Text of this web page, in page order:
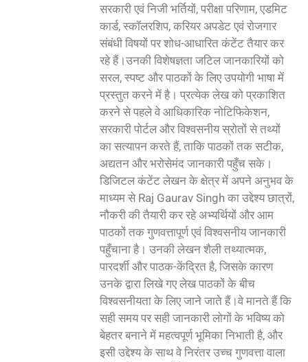
सरकारी एवं निजी भर्तियों, परीक्षा परिणाम, एडमिट
कार्ड, स्कॉलरशिप, करियर अपडेट एवं रोजगार
संबंधी विषयों पर शोध-आधारित कंटेंट तैयार कर
रहे हैं।उनकी विशेषज्ञता जटिल जानकारियों को
सरल, स्पष्ट और पाठकों के लिए उपयोगी भाषा में
प्रस्तुत करने में है। प्रत्येक लेख को प्रकाशित
करने से पहले वे आधिकारिक नोटिफिकेशन,
सरकारी पोर्टल और विश्वसनीय स्रोतों से तथ्यों
का सत्यापन करते हैं, ताकि पाठकों तक सटीक,
अद्यतन और भरोसेमंद जानकारी पहुँच सके।
डिजिटल कंटेंट लेखन के क्षेत्र में अपने अनुभव के
माध्यम से Raj Gaurav Singh का उद्देश्य छात्रों,
नौकरी की तैयारी कर रहे अभ्यर्थियों और आम
पाठकों तक गुणवत्तापूर्ण एवं विश्वसनीय जानकारी
पहुँचाना है। उनकी लेखन शैली तथ्यात्मक,
पारदर्शी और पाठक-केंद्रित है, जिसके कारण
उनके द्वारा लिखे गए लेख पाठकों के बीच
विश्वसनीयता के लिए जाने जाते हैं।वे मानते हैं कि
सही समय पर सही जानकारी लोगों के भविष्य को
बेहतर बनाने में महत्वपूर्ण भूमिका निभाती है, और
इसी उद्देश्य के साथ वे निरंतर उच्च गुणवत्ता वाला